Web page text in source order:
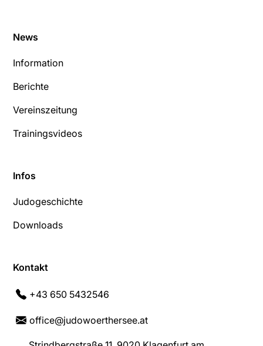
News
Information
Berichte
Vereinszeitung
Trainingsvideos
Infos
Judogeschichte
Downloads
Kontakt
+43 650 5432546
office@judowoerthersee.at